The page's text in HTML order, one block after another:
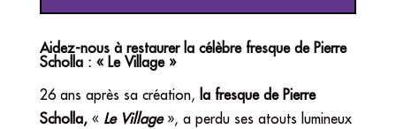
Aidez-nous à restaurer la célèbre fresque de Pierre
Scholla : « Le Village »
26 ans après sa création, la fresque de Pierre
Scholla, « Le Village», a perdu ses atouts lumineux